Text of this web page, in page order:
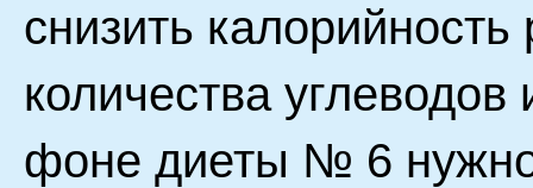
снизить
количества
фоне диеты № 6